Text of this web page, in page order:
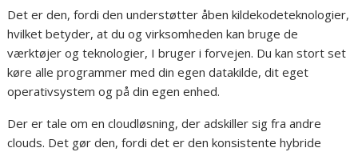
Det er den, fordi den understøtter åben kildekodeteknologier,
hvilket betyder, at du og virksomheden kan bruge de
værktøjer og teknologier, I bruger i forvejen. Du kan stort set
køre alle programmer med din egen datakilde, dit eget
operativsystem og på din egen enhed.
Der er tale om en cloudløsning, der adskiller sig fra andre
clouds. Det gør den, fordi det er den konsistente hybride